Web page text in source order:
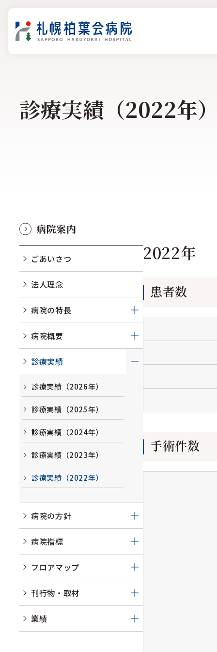
診療実績（2022年
病院案内
ごあいさつ
法人理念
病院の特長
病院概要
診療実績
診療実績（2026年）
診療実績（2025年）
診療実績（2024年）
診療実績（2023年）
診療実績（2022年）
病院の方針
病院指標
フロアマップ
刊行物・取材
業績
2022年
患者数
手術件数